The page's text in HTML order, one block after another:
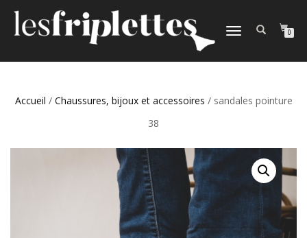
DÉPLIER
0
Accueil / Chaussures, bijoux et accessoires / sandales pointure
38